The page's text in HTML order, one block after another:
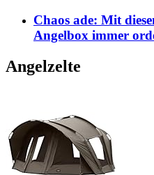
Chaos ade: Mit
Angelbox immer
Angelzelte